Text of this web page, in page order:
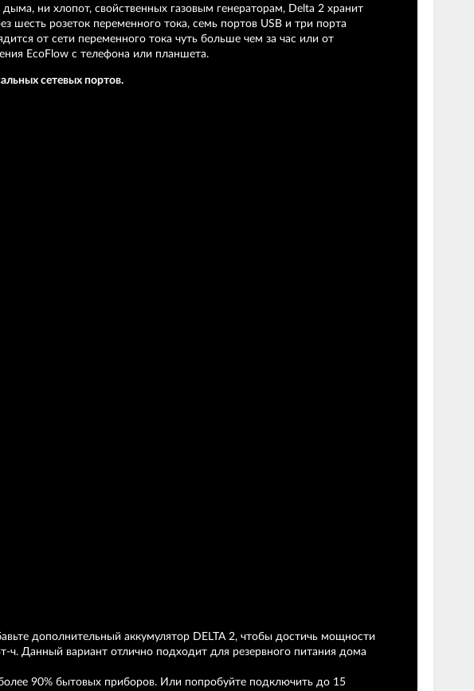
ни хлопот, свойственных газовым генераторам, Delta 2 хранит
шесть розеток переменного тока, семь портов USB и три порта
от сети переменного тока чуть больше чем за час или от
EcoFlow с телефона или планшета.
сетевых портов.
дополнительный аккумулятор DELTA 2, чтобы достичь мощности
ч. Данный вариант отлично подходит для резервного питания дома
90% бытовых приборов. Или попробуйте подключить до 15